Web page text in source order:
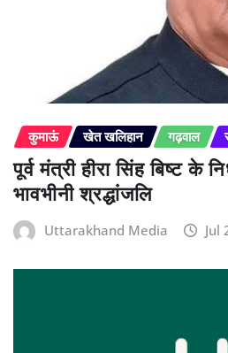
कुमाऊं खेत खलिहान गढ़वाल
पूर्व मंत्री हीरा सिंह बिष्ट के
भावभीनी श्रद्धांजलि
Uttarakhand Media Jul